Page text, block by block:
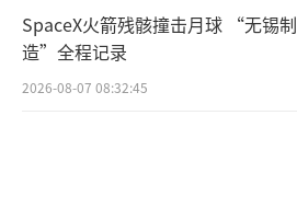
SpaceX火箭残骸撞击月球 “无锡制
造”全程记录
2026-08-07 08:32:45